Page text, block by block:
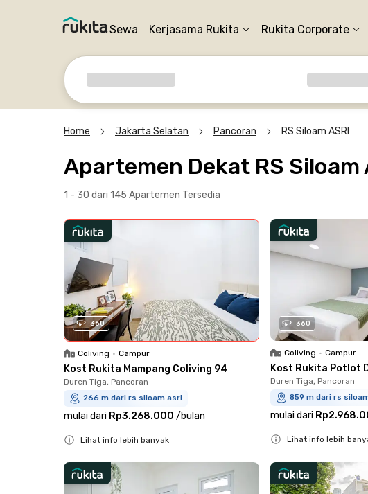
Sewa Kerjasama Rukita Rukita Corporate
Home Jakarta Selatan Pancoran RS Siloam ASRI
Apartemen Dekat RS
1 - 30 dari 145 Apartemen Tersedia
360
Coliving • Campur
Kost Rukita Mampang Coliving 94
Duren Tiga, Pancoran
266 m dari rs siloam asri
mulai dari Rp3.268.000 /bulan
Lihat info lebih banyak
360
Coliving • Campur
Kost Rukita Potlot
Duren Tiga, Pancoran
859 m dari rs
mulai dari
Lihat info lebih